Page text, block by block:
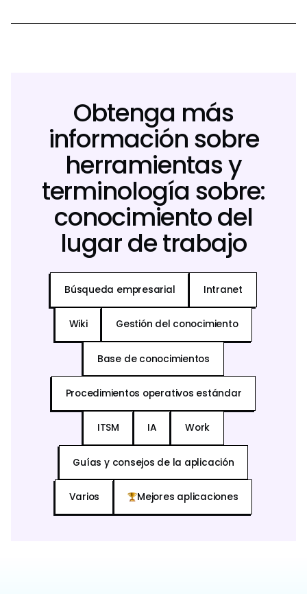
Obtenga más
información sobre
herramientas y
terminología sobre:
conocimiento del
lugar de trabajo
Búsqueda empresarial Intranet
Wiki Gestión del conocimiento
Base de conocimientos
Procedimientos operativos estándar
ITSM IA Work
Guías y consejos de la aplicación
Varios Mejores aplicaciones